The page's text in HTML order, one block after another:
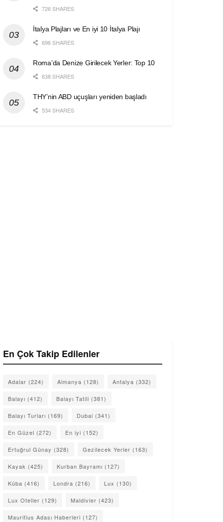
726 SHARES
İtalya Plajları ve En iyi 10 İtalya Plajı
696 SHARES
Roma’da Denize Girilecek Yerler: Top 10
638 SHARES
THY’nin ABD uçuşları yeniden başladı
534 SHARES
En Çok Takip Edilenler
Adalar (224) Almanya (128) Antalya (332)
Balayı (412) Balayı Tatili (381)
Balayı Turları (169) Dubai (341)
En Güzel (272) En iyi (152)
Ertuğrul Günay (328) Gezilecek Yerler (163)
Kayak (425) Kurban Bayramı (127)
Küba (416) Londra (216) Lux (130)
Lux Oteller (129) Maldivler (423)
Mauritius Adası Haberleri (127)